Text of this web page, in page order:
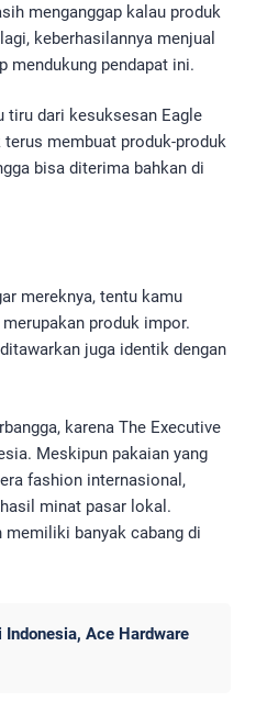
menganggap kalau produk
keberhasilannya menjual
mendukung pendapat ini.
tiru dari kesuksesan Eagle
membuat produk-produk
bisa diterima bahkan di
mereknya, tentu kamu
produk impor.
juga identik dengan
karena The Executive
Meskipun pakaian yang
fashion internasional,
minat pasar lokal.
memiliki banyak cabang di
Indonesia, Ace Hardware